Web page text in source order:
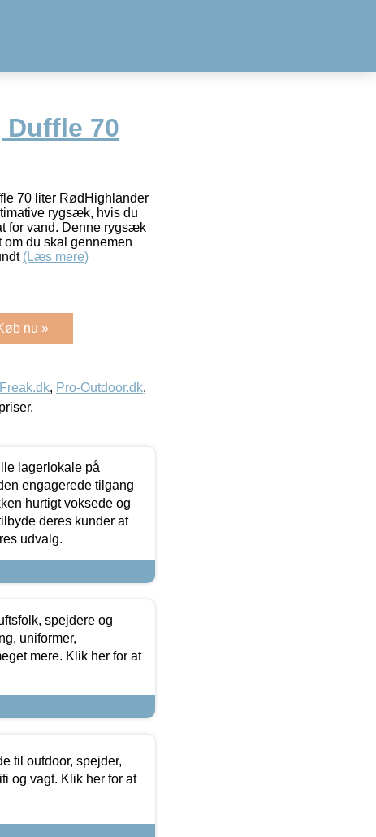
70
70 liter RødHighlander
rygsæk, hvis du
for vand. Denne rygsæk
du skal gennemen
(Læs mere)
nu »
, Pro-Outdoor.dk,
lagerlokale på
engagerede tilgang
hurtigt voksede og
deres kunder at
udvalg.
spejdere og
uniformer,
mere. Klik her for at
til outdoor, spejder,
og vagt. Klik her for at